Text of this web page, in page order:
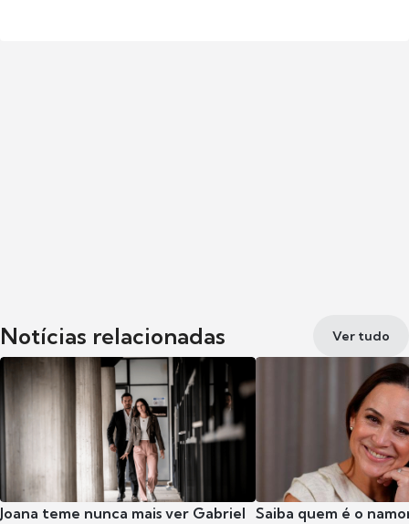
Notícias relacionadas Ver tudo
Joana teme nunca mais ver Gabriel Saiba quem é o